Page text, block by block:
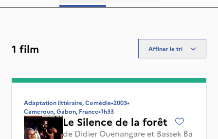
1 film Affiner le tri
Adaptation littéraire, Comédie•2003•
Cameroun, Gabon, France•1h33
Le Silence de la forêt
de Didier Ouenangare et Bassek Ba